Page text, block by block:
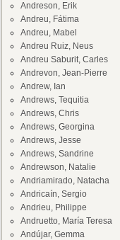
Andreson, Erik
Andreu, Fátima
Andreu, Mabel
Andreu Ruiz, Neus
Andreu Saburit, Carles
Andrevon, Jean-Pierre
Andrew, Ian
Andrews, Tequitia
Andrews, Chris
Andrews, Georgina
Andrews, Jesse
Andrews, Sandrine
Andrewson, Natalie
Andriamirado, Natacha
Andricaín, Sergio
Andrieu, Philippe
Andruetto, María Teresa
Andújar, Gemma